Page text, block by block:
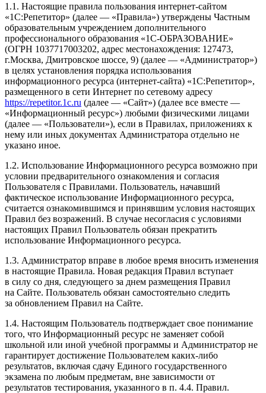
1.1. Настоящие правила пользования интернет-сайтом
«1С:Репетитор» (далее — «Правила») утверждены Частным
образовательным учреждением дополнительного
профессионального образования «1C-ОБРАЗОВАНИЕ»
(ОГРН 1037717003202, адрес местонахождения: 127473,
г.Москва, Дмитровское шоссе, 9) (далее — «Администратор»)
в целях установления порядка использования
информационного ресурса (интернет-сайта) «1С:Репетитор»,
размещенного в сети Интернет по сетевому адресу
https://repetitor.1c.ru (далее — «Сайт») (далее все вместе —
«Информационный ресурс») любыми физическими лицами
(далее — «Пользователи»), если в Правилах, приложениях к
нему или иных документах Администратора отдельно не
указано иное.
1.2. Использование Информационного ресурса возможно при
условии предварительного ознакомления и согласия
Пользователя с Правилами. Пользователь, начавший
фактическое использование Информационного ресурса,
считается ознакомившимся и принявшим условия настоящих
Правил без возражений. В случае несогласия с условиями
настоящих Правил Пользователь обязан прекратить
использование Информационного ресурса.
1.3. Администратор вправе в любое время вносить изменения
в настоящие Правила. Новая редакция Правил вступает
в силу со дня, следующего за днем размещения Правил
на Сайте. Пользователь обязан самостоятельно следить
за обновлением Правил на Сайте.
1.4. Настоящим Пользователь подтверждает свое понимание
того, что Информационный ресурс не заменяет собой
школьной или иной учебной программы и Администратор не
гарантирует достижение Пользователем каких-либо
результатов, включая сдачу Единого государственного
экзамена по любым предметам, вне зависимости от
результатов тестирования, указанного в п. 4.4. Правил.